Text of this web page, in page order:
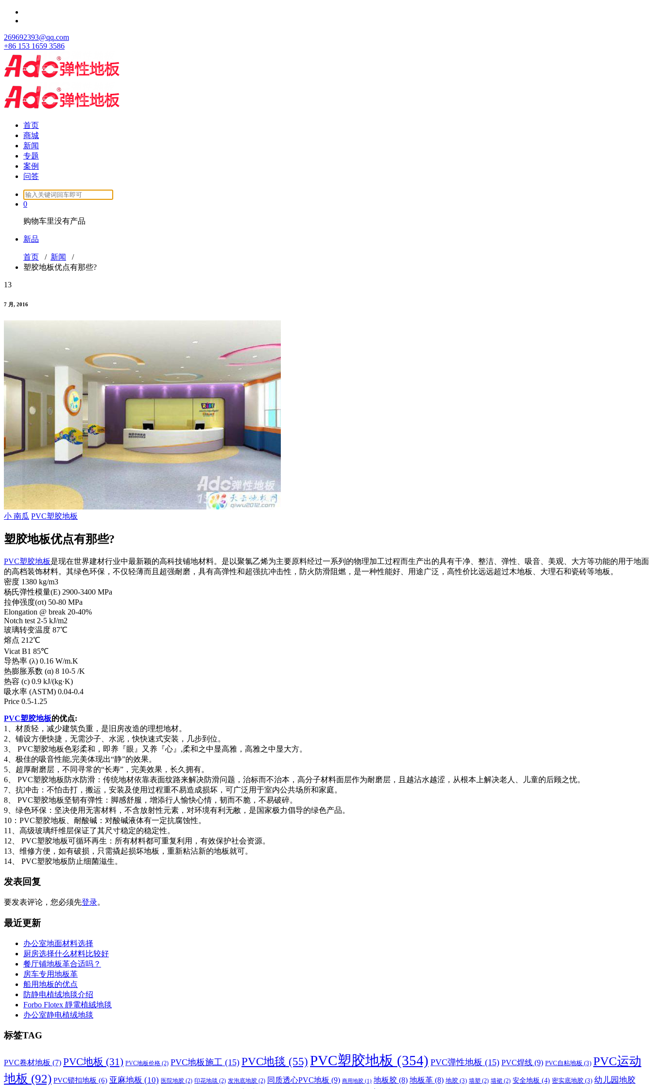
文
269692393@qq.com
+86 153 1659 3586
首页
商城
新闻
专题
案例
问答
Search
for:
0
购物车里没有产品
新品
首页 / 新闻
/
塑胶地板优点有那些?
13
7 月, 2016
小 南瓜 PVC塑胶地板
塑胶地板优点有那些?
PVC塑胶地板是现在世界建材行业中最新颖的高科技铺地材料。是以聚氯乙烯为主要原料经过一系列的物理加工过程而生产出的具有干净、整洁、弹性、吸音、美观、大方等功能的用于地面
的高档装饰材料。其绿色环保，不仅轻薄而且超强耐磨，具有高弹性和超强抗冲击性，防火防滑阻燃，是一种性能好、用途广泛，高性价比远远超过木地板、大理石和瓷砖等地板。
密度 1380 kg/m3
杨氏弹性模量(E) 2900-3400 MPa
拉伸强度(σt) 50-80 MPa
Elongation @ break 20-40%
Notch test 2-5 kJ/m2
玻璃转变温度 87℃
熔点 212℃
Vicat B1 85℃
导热率 (λ) 0.16 W/m.K
热膨胀系数 (α) 8 10-5 /K
热容 (c) 0.9 kJ/(kg·K)
吸水率 (ASTM) 0.04-0.4
Price 0.5-1.25
PVC塑胶地板的优点:
1、材质轻，减少建筑负重，是旧房改造的理想地材。
2、铺设方便快捷，无需沙子、水泥，快快速式安装，几步到位。
3、 PVC塑胶地板色彩柔和，即养『眼』又养『心』,柔和之中显高雅，高雅之中显大方。
4、极佳的吸音性能,完美体现出“静”的效果。
5、超厚耐磨层，不同寻常的“长寿”，完美效果，长久拥有。
6、 PVC塑胶地板防水防滑：传统地材依靠表面纹路来解决防滑问题，治标而不治本，高分子材料面层作为耐磨层，且越沾水越涩，从根本上解决老人、儿童的后顾之忧。
7、抗冲击：不怕击打，搬运，安装及使用过程重不易造成损坏，可广泛用于室内公共场所和家庭。
8、 PVC塑胶地板坚韧有弹性：脚感舒服，增添行人愉快心情，韧而不脆，不易破碎。
9、绿色环保：坚决使用无害材料，不含放射性元素，对环境有利无敝，是国家极力倡导的绿色产品。
10：PVC塑胶地板、耐酸碱：对酸碱液体有一定抗腐蚀性。
11、高级玻璃纤维层保证了其尺寸稳定的稳定性。
12、 PVC塑胶地板可循环再生：所有材料都可重复利用，有效保护社会资源。
13、维修方便，如有破损，只需撬起损坏地板，重新粘沾新的地板就可。
14、 PVC塑胶地板防止细菌滋生。
发表回复
要发表评论，您必须先登录。
最近更新
办公室地面材料选择
厨房选择什么材料比较好
餐厅铺地板革合适吗？
房车专用地板革
船用地板的优点
防静电植绒地毯介绍
Forbo Flotex 靜電植絨地毯
办公室静电植绒地毯
标签TAG
PVC卷材地板 (7) PVC地板 (31) PVC地板价格 (2) PVC地板施工 (15) PVC地毯 (55) PVC塑胶地板 (354) PVC弹性地板 (15) PVC焊线 (9) PVC自粘地板 (3) PVC运动
地板 (92) PVC锁扣地板 (6) 亚麻地板 (10) 医院地胶 (2) 印花地毯 (2) 发泡底地胶 (2) 同质透心PVC地板 (9) 商用地胶 (1) 地板胶 (8) 地板革 (8) 地胶 (3) 墙塑 (2) 墙裙 (2) 安全地板 (4) 密实底地胶 (3) 幼儿园地胶